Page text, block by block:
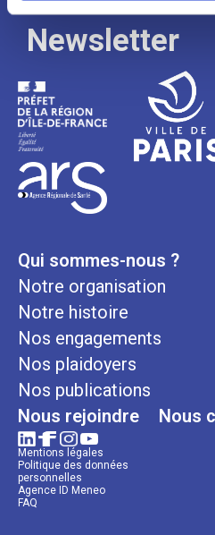
Newsletter
Qui sommes-nous ?
Notre organisation
Notre histoire
Nos engagements
Nos plaidoyers
Nos publications
Nous rejoindre Nous
Mentions légales
Politique des données
personnelles
Agence ID Meneo
FAQ